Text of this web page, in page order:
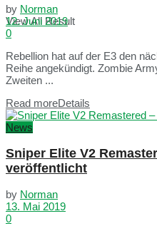
View All Result
by Norman
12. Juni 2019
0
Rebellion hat auf der E3 den
Reihe angekündigt. Zombie
Zweiten ...
Read moreDetails
News
Sniper Elite V2
veröffentlicht
by Norman
13. Mai 2019
0